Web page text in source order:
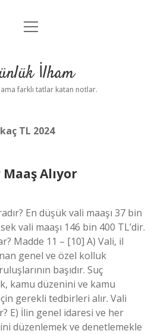
Anasayfa
Yasal Uyarı
menüyü
İlham
farklı tatlar katan notlar.
TL 2024
Alıyor
En düşük vali maaşı 37 bin
vali maaşı 146 bin 400 TL’dir.
Madde 11 – [10] A) Vali, il
genel ve özel kolluk
başıdır. Suç
kamu düzenini ve kamu
gerekli tedbirleri alır. Vali
E) İlin genel idaresi ve her
düzenlemek ve denetlemekle